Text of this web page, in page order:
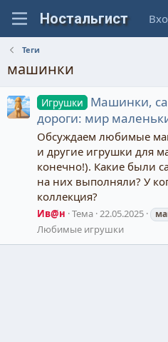
Теги
машинки
Игрушки
Машинки,
дороги: мир
Обсуждаем любимые
и другие игрушки для
конечно!). Какие были
на них выполняли? У
коллекция?
Ив@н Тема 22.05.2025
Любимые игрушки